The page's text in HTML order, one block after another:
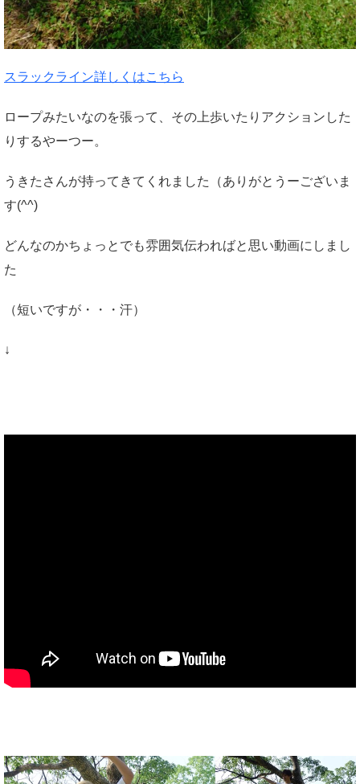
スラックライン詳しくはこちら
ロープみたいなのを張って、その上歩いたりアクションした
りするやーつー。
うきたさんが持ってきてくれました（ありがとうーございま
す(^^)
どんなのかちょっとでも雰囲気伝わればと思い動画にしまし
た
（短いですが・・・汗）
↓